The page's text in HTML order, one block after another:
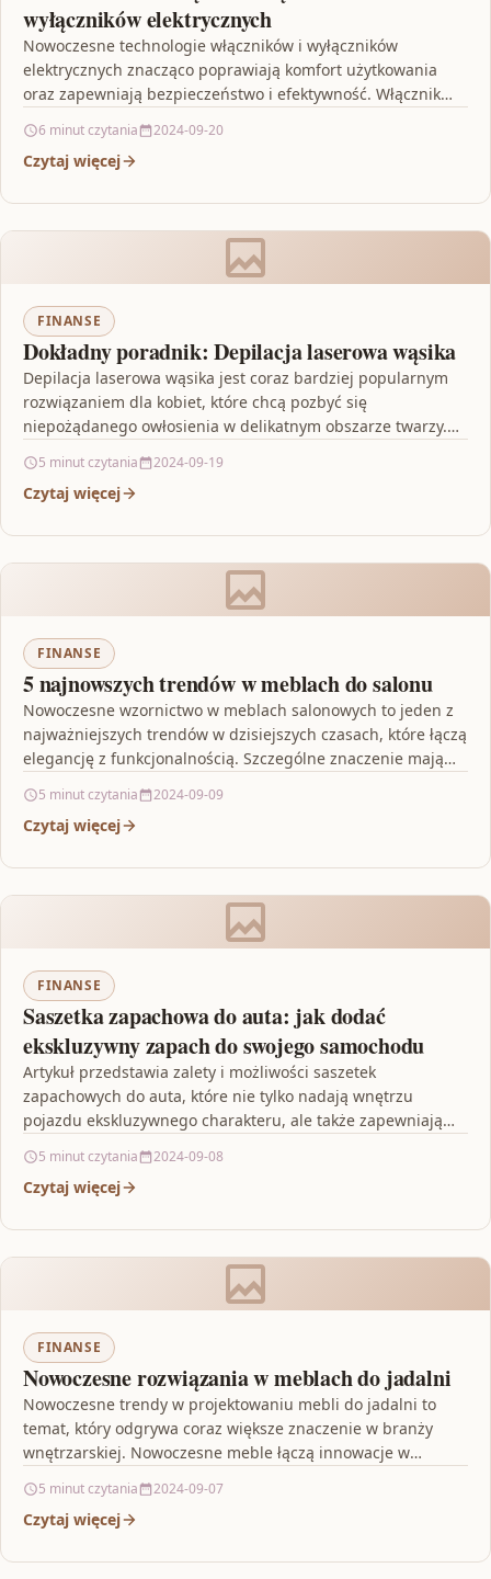
wyłączników elektrycznych
Nowoczesne technologie włączników i wyłączników
elektrycznych znacząco poprawiają komfort użytkowania
oraz zapewniają bezpieczeństwo i efektywność. Włącznik
wyłączający go…
6 minut czytania 2024-09-20
Czytaj więcej
FINANSE
Dokładny poradnik: Depilacja laserowa wąsika
Depilacja laserowa wąsika jest coraz bardziej popularnym
rozwiązaniem dla kobiet, które chcą pozbyć się
niepożądanego owłosienia w delikatnym obszarze twarzy.
5 minut czytania 2024-09-19
Czytaj więcej
FINANSE
5 najnowszych trendów w meblach do salonu
Nowoczesne wzornictwo w meblach salonowych to jeden z
najważniejszych trendów w dzisiejszych czasach, które łączą
elegancję z funkcjonalnością. Szczególne znaczenie mają
5 minut czytania 2024-09-09
Czytaj więcej
FINANSE
Saszetka zapachowa do auta: jak dodać
ekskluzywny zapach do swojego samochodu
Artykuł przedstawia zalety i możliwości saszetek
zapachowych do auta, które nie tylko nadają wnętrzu
pojazdu ekskluzywnego charakteru, ale także zapewniają
5 minut czytania 2024-09-08
Czytaj więcej
FINANSE
Nowoczesne rozwiązania w meblach do jadalni
Nowoczesne trendy w projektowaniu mebli do jadalni to
temat, który odgrywa coraz większe znaczenie w branży
wnętrzarskiej. Nowoczesne meble łączą innowacje w
5 minut czytania 2024-09-07
Czytaj więcej